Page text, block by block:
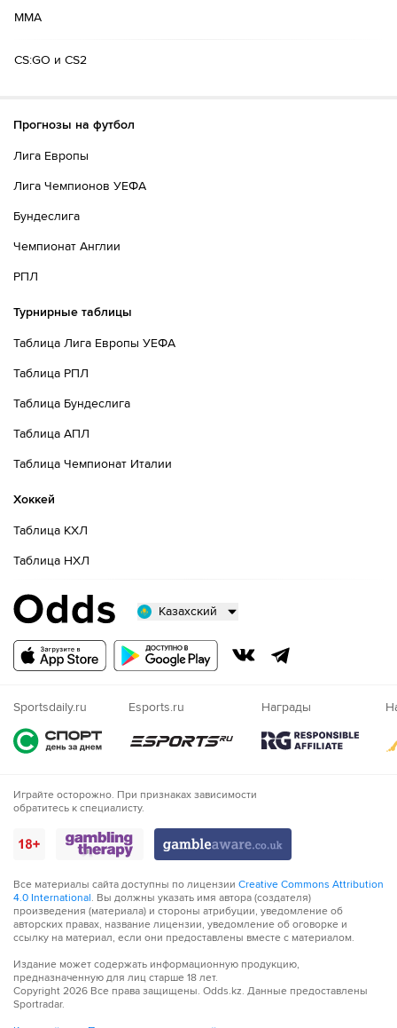
MMA
CS:GO и CS2
Прогнозы на футбол
Лига Европы
Лига Чемпионов УЕФА
Бундеслига
Чемпионат Англии
РПЛ
Турнирные таблицы
Таблица Лига Европы УЕФА
Таблица РПЛ
Таблица Бундеслига
Таблица АПЛ
Таблица Чемпионат Италии
Хоккей
Таблица КХЛ
Таблица НХЛ
Казахский
Русский
Nigeria
Sportsdaily.ru Esports.ru Награды
Играйте осторожно. При признаках зависимости
обратитесь к специалисту.
Все материалы сайта доступны по лицензии Creative Commons Attribution
4.0 International. Вы должны указать имя автора (создателя)
произведения (материала) и стороны атрибуции, уведомление об
авторских правах, название лицензии, уведомление об оговорке и
ссылку на материал, если они предоставлены вместе с материалом.
Издание может содержать информационную продукцию,
предназначенную для лиц старше 18 лет.
Copyright 2026 Все права защищены. Odds.kz. Данные предоставлены
Sportradar.